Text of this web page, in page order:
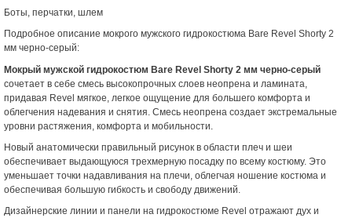
Боты, перчатки, шлем
Подробное описание мокрого мужского гидрокостюма Bare Revel Shorty 2
мм черно-серый:
Мокрый мужской гидрокостюм Bare Revel Shorty 2 мм черно-серый
сочетает в себе смесь высокопрочных слоев неопрена и ламината,
придавая Revel мягкое, легкое ощущение для большего комфорта и
облегчения надевания и снятия. Смесь неопрена создает экстремальные
уровни растяжения, комфорта и мобильности.
Новый анатомически правильный рисунок в области плеч и шеи
обеспечивает выдающуюся трехмерную посадку по всему костюму. Это
уменьшает точки надавливания на плечи, облегчая ношение костюма и
обеспечивая большую гибкость и свободу движений.
Дизайнерские линии и панели на гидрокостюме Revel отражают дух и